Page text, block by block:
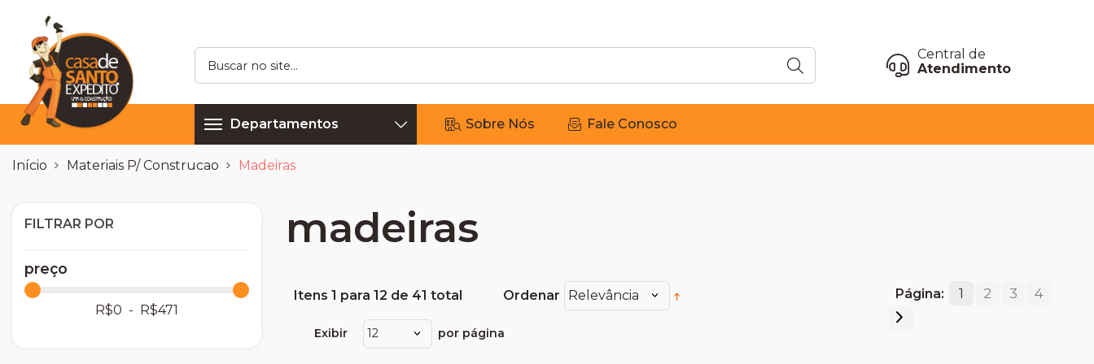
Central de
Atendimento
Departamentos Sobre Nós Fale Conosco
Início Materiais P/ Construcao Madeiras
FILTRAR POR
preço
R$0 - R$471
madeiras
Itens 1 para 12 de 41 total Ordenar Relevância
Exibir 12 por página
Página: 1 2 3 4